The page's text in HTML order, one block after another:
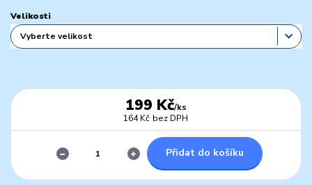
Velikosti
199 Kč/ks
164 Kč bez DPH
Přidat do košíku